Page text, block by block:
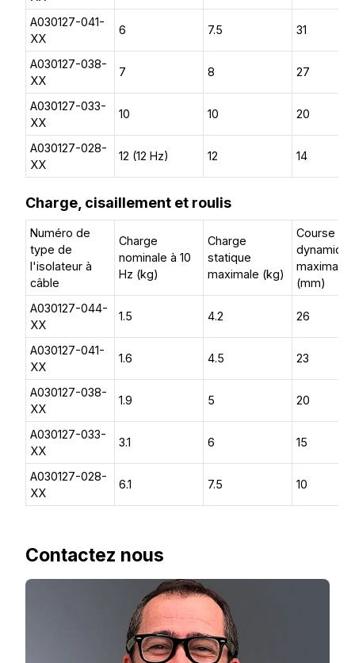
A030127-041-
XX
6 7.5 31
A030127-038-
XX
7 8 27
A030127-033-
XX
10 10 20
A030127-028-
XX
12 (12 Hz) 12 14
Charge, cisaillement et roulis
Numéro de
type de
l'isolateur à
câble
Charge
nominale à 10
Hz (kg)
Charge
statique
maximale (kg)
Course
maximale
(mm)
A030127-044-
XX
1.5 4.2 26
A030127-041-
XX
1.6 4.5 23
A030127-038-
XX
1.9 5 20
A030127-033-
XX
3.1 6 15
A030127-028-
XX
6.1 7.5 10
Contactez nous